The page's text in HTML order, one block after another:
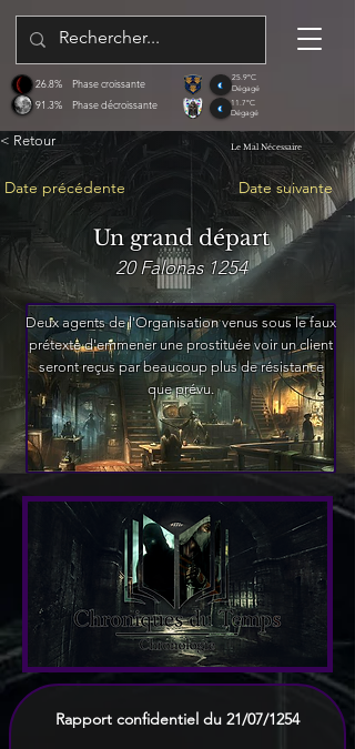
91.3%
26.8%
Phase décroissante
Phase croissante
25.9°C
Dégagé
11.7°C
Dégagé
< Retour
Date précédente
Le Mal Nécessaire
Date suivante
Un grand départ
20 Falonas 1254
Deux agents de l'Organisation venus sous le faux
prétexte d'emmener une prostituée voir un client
seront reçus par beaucoup plus de résistance
que prévu.
Rapport confidentiel du 21/07/1254